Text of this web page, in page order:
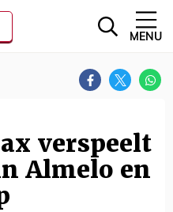
MENU
verspeelt
Almelo en